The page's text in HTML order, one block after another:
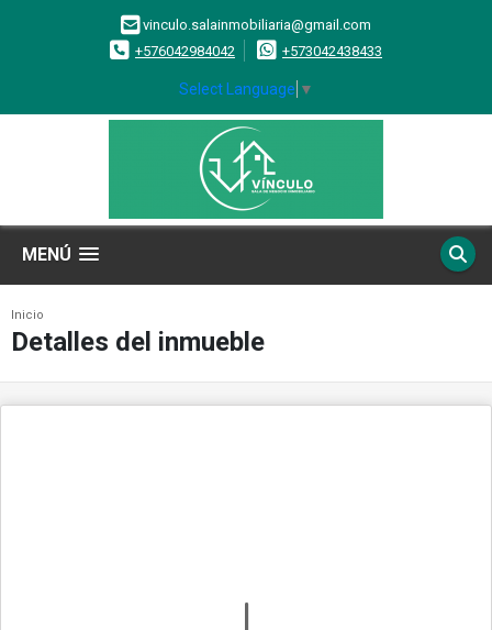
vinculo.salainmobiliaria@gmail.com
+576042984042
+573042438433
Select Language ▼
MENÚ
Inicio
Detalles del inmueble